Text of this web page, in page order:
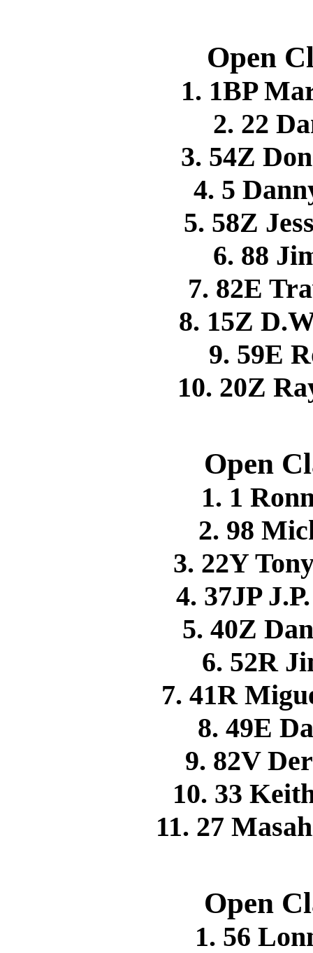
Open
1. 1BP
2. 22
3. 54Z
4. 5
5. 58Z
6. 88
7. 82E
8. 15Z
9. 59E
10. 20Z
Open
1. 1
2. 98
3. 22Y
4. 37JP
5. 40Z
6. 52R
7. 41R
8. 49E
9. 82V
10. 33
11. 27
Open
1. 56